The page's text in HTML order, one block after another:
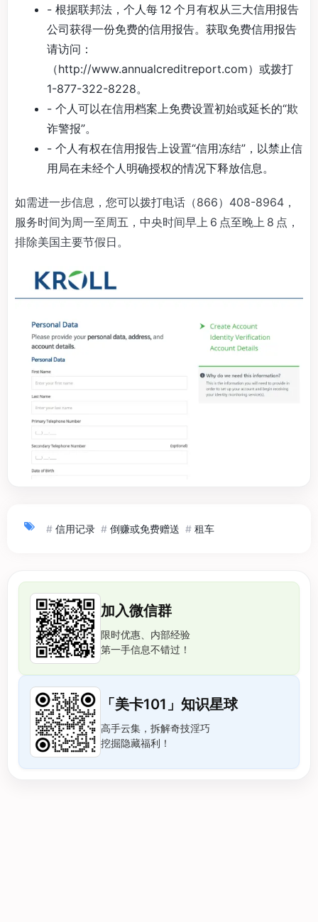
- 根据联邦法，个人每 12 个月有权从三大信用报告
公司获得一份免费的信用报告。获取免费信用报告
请访问：
（http://www.annualcreditreport.com）或拨打
1-877-322-8228。
- 个人可以在信用档案上免费设置初始或延长的“欺
诈警报”。
- 个人有权在信用报告上设置“信用冻结”，以禁止信
用局在未经个人明确授权的情况下释放信息。
如需进一步信息，您可以拨打电话（866）408-8964，
服务时间为周一至周五，中央时间早上 6 点至晚上 8 点，
排除美国主要节假日。
# 信用记录 # 倒赚或免费赠送 # 租车
加入微信群
限时优惠、内部经验
第一手信息不错过！
「美卡101」知识星球
高手云集，拆解奇技淫巧
挖掘隐藏福利！